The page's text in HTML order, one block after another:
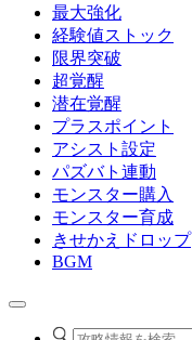
最大強化
経験値ストック
限界突破
超覚醒
潜在覚醒
プラスポイント
アシスト設定
パズバト連動
モンスター購入
モンスター育成
きせかえドロップ
BGM